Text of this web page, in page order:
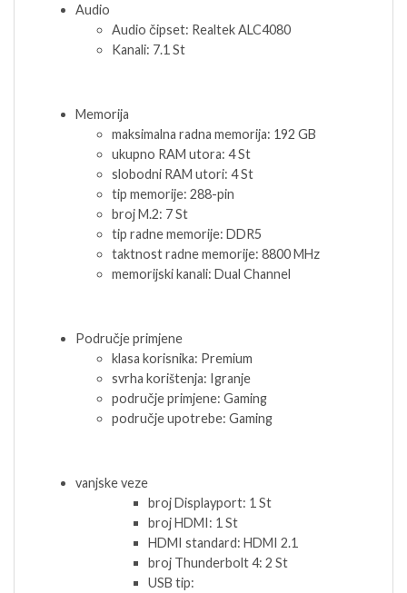
Audio
Audio čipset: Realtek ALC4080
Kanali: 7.1 St
Memorija
maksimalna radna memorija: 192 GB
ukupno RAM utora: 4 St
slobodni RAM utori: 4 St
tip memorije: 288-pin
broj M.2: 7 St
tip radne memorije: DDR5
taktnost radne memorije: 8800 MHz
memorijski kanali: Dual Channel
Područje primjene
klasa korisnika: Premium
svrha korištenja: Igranje
područje primjene: Gaming
područje upotrebe: Gaming
vanjske veze
broj Displayport: 1 St
broj HDMI: 1 St
HDMI standard: HDMI 2.1
broj Thunderbolt 4: 2 St
USB tip: